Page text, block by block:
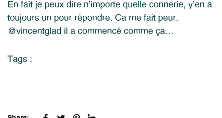
En fait je peux dire n’importe quelle connerie, y’en a
toujours un pour répondre. Ca me fait peur.
@vincentglad il a commencé comme ça…
Tags :